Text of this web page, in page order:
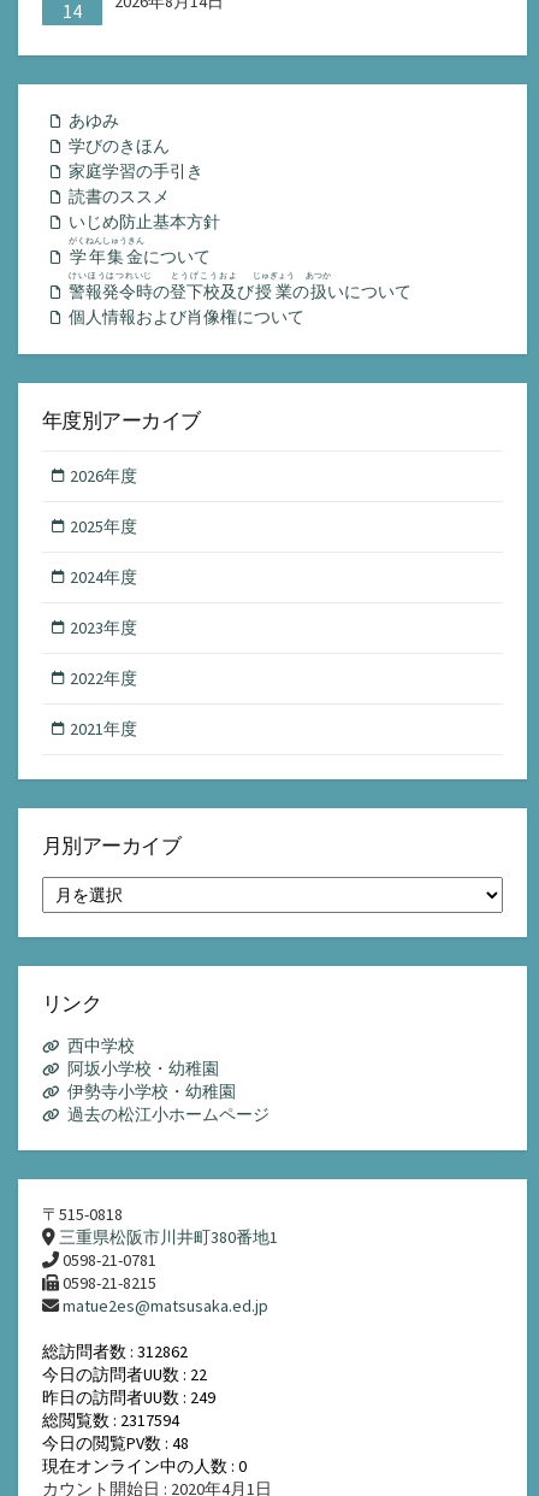
14
あゆみ
学びのきほん
家庭学習の手引き
読書のススメ
いじめ防止基本方針
学年集金
がくねんしゅうきん
について
警報発令時
けいほうはつれいじ
の登下校及
とうげこうおよ
び授業
じゅぎょう
の扱
あつか
いについて
個人情報および肖像権について
年度別アーカイブ
2026年度
2025年度
2024年度
2023年度
2022年度
2021年度
月別アーカイブ
別
ア
イ
リンク
西中学校
阿坂小学校・幼稚園
伊勢寺小学校・幼稚園
過去の松江小ホームページ
〒515-0818
三重県松阪市川井町380番地1
0598-21-0781
0598-21-8215
matue2es@matsusaka.ed.jp
総訪問者数 : 312862
今日の訪問者UU数 : 22
昨日の訪問者UU数 : 249
総閲覧数 : 2317594
今日の閲覧PV数 : 48
現在オンライン中の人数 : 0
カウント開始日 : 2020年4月1日